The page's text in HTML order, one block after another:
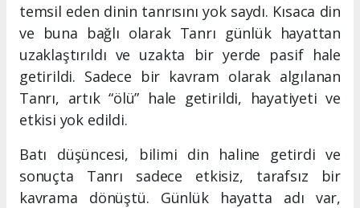
temsil eden dinin tanrısını yok saydı. Kısaca din
ve buna bağlı olarak Tanrı günlük hayattan
uzaklaştırıldı ve uzakta bir yerde pasif hale
getirildi. Sadece bir kavram olarak algılanan
Tanrı, artık “ölü” hale getirildi, hayatiyeti ve
etkisi yok edildi.
Batı düşüncesi, bilimi din haline getirdi ve
sonuçta Tanrı sadece etkisiz, tarafsız bir
kavrama dönüştü. Günlük hayatta adı var,